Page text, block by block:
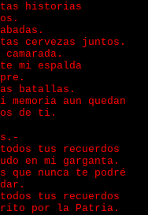
historias
cervezas juntos.
mi espalda
batallas.
memoria aun quedan
de ti.
todos tus recuerdos
en mi garganta.
que nunca te podré
tus recuerdos
por la Patria.